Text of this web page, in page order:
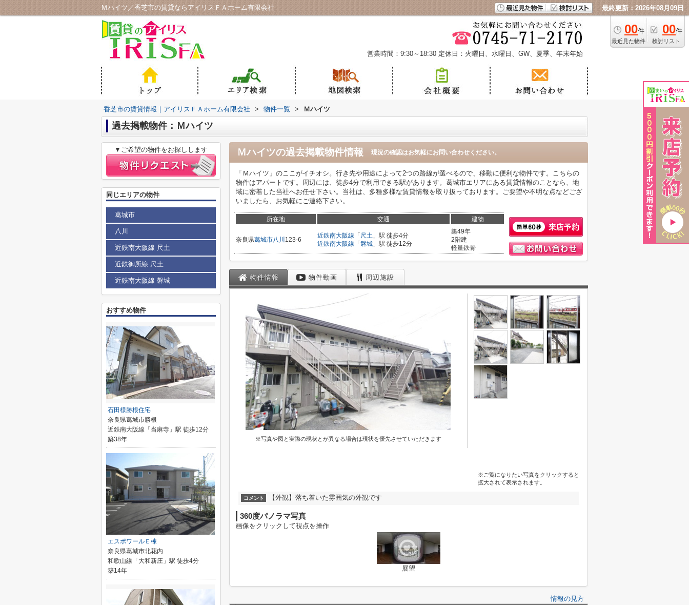
Ｍハイツ／香芝市の賃貸ならアイリスＦＡホーム有限会社 最終更新：2026年08月09日
00件
最近見た物件
00件
検討リスト
営業時間：9:30～18:30 定休日：火曜日、水曜日、GW、夏季、年末年始
香芝市の賃貸情報｜アイリスＦＡホーム有限会社 > 物件一覧 > Ｍハイツ
過去掲載物件：Ｍハイツ
Ｍハイツの過去掲載物件情報 現況の確認はお気軽にお問い合わせください。
「Ｍハイツ」のここがイチオシ。行き先や用途によって2つの路線が選べるので、移動に便利な物件です。こちらの
物件はアパートです。周辺には、徒歩4分で利用できる駅があります。葛城市エリアにある賃貸情報のことなら、地
域に密着した当社へお任せ下さい。当社は、多種多様な賃貸情報を取り扱っております。ご要望や不明な点などござ
いましたら、お気軽にご連絡下さい。
所在地 交通 建物
奈良県葛城市八川 123-6
近鉄南大阪線 「 尺土 」駅 徒歩4分
近鉄南大阪線 「 磐城 」駅 徒歩12分
築49年
2階建
軽量鉄骨
物件情報 物件動画 周辺施設
※写真や図と実際の現状とが異なる場合は現状を優先させていただきます
※ご覧になりたい写真をクリックすると
拡大されて表示されます。
コメント 【外観】落ち着いた雰囲気の外観です
360度パノラマ写真
画像をクリックして視点を操作
展望
情報の見方
▼ご希望の物件をお探しします
同じエリアの物件
葛城市
八川
近鉄南大阪線 尺土
近鉄御所線 尺土
近鉄南大阪線 磐城
おすすめ物件
石田様勝根住宅
奈良県葛城市勝根
近鉄南大阪線「当麻寺」駅 徒歩12分
築38年
エスポワールＥ棟
奈良県葛城市北花内
和歌山線「大和新庄」駅 徒歩4分
築14年